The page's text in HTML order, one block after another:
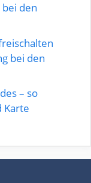
den
bei den
– so
Karte